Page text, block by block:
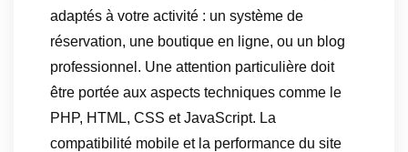
adaptés à votre activité : un système de
réservation, une boutique en ligne, ou un blog
professionnel. Une attention particulière doit
être portée aux aspects techniques comme le
PHP, HTML, CSS et JavaScript. La
compatibilité mobile et la performance du site